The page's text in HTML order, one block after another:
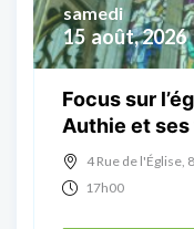
15 août, 2026
samedi
Focus sur
Authie et
4 Rue de
17h00